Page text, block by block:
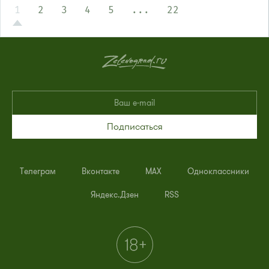
1 2 3 4 5 ... 22
Подписаться
Телеграм Вконтакте MAX Одноклассники
Яндекс.Дзен RSS